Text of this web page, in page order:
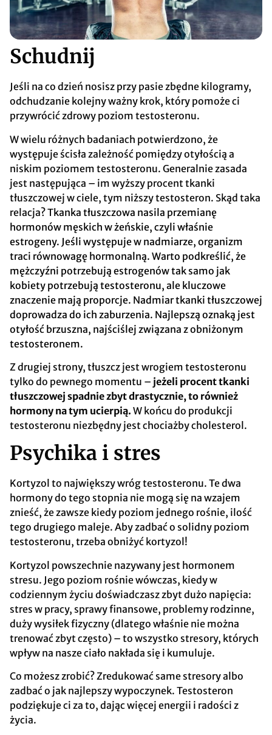
Schudnij
Jeśli na co dzień nosisz przy pasie zbędne kilogramy,
odchudzanie kolejny ważny krok, który pomoże ci
przywrócić zdrowy poziom testosteronu.
W wielu różnych badaniach potwierdzono, że
występuje ścisła zależność pomiędzy otyłością a
niskim poziomem testosteronu. Generalnie zasada
jest następująca – im wyższy procent tkanki
tłuszczowej w ciele, tym niższy testosteron. Skąd taka
relacja?Tkanka tłuszczowa nasila przemianę
hormonów męskich w żeńskie, czyli właśnie
estrogeny. Jeśli występuje w nadmiarze, organizm
traci równowagę hormonalną. Warto podkreślić, że
mężczyźni potrzebują estrogenów tak samo jak
kobiety potrzebują testosteronu, ale kluczowe
znaczenie mają proporcje. Nadmiar tkanki tłuszczowej
doprowadza do ich zaburzenia. Najlepszą oznaką jest
otyłość brzuszna, najściślej związana z obniżonym
testosteronem.
Z drugiej strony, tłuszcz jest wrogiem testosteronu
tylko do pewnego momentu – jeżeli procent tkanki
tłuszczowej spadnie zbyt drastycznie, to również
hormony na tym ucierpią. W końcu do produkcji
testosteronu niezbędny jest chociażby cholesterol.
Psychika i stres
Kortyzol to największy wróg testosteronu. Te dwa
hormony do tego stopnia nie mogą się na wzajem
znieść, że zawsze kiedy poziom jednego rośnie, ilość
tego drugiego maleje. Aby zadbać o solidny poziom
testosteronu, trzeba obniżyć kortyzol!
Kortyzol powszechnie nazywany jest hormonem
stresu. Jego poziom rośnie wówczas, kiedy w
codziennym życiu doświadczasz zbyt dużo napięcia:
stres w pracy, sprawy finansowe, problemy rodzinne,
duży wysiłek fizyczny (dlatego właśnie nie można
trenować zbyt często) – to wszystko stresory, których
wpływ na nasze ciało nakłada się i kumuluje.
Co możesz zrobić? Zredukować same stresory albo
zadbać o jak najlepszy wypoczynek. Testosteron
podziękuje ci za to, dając więcej energii i radości z
życia.